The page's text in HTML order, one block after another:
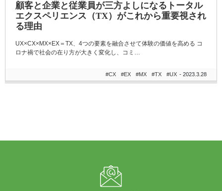
顧客と企業と従業員が三方よしになるトータル
エクスペリエンス（TX）がこれから重要視され
る理由
UX×CX×MX×EX＝TX、4つの要素を融合させて体験の価値を高める コ
ロナ禍で社会の在り方が大きく変化し、コミ…
#CX #EX #MX #TX #UX - 2023.3.28